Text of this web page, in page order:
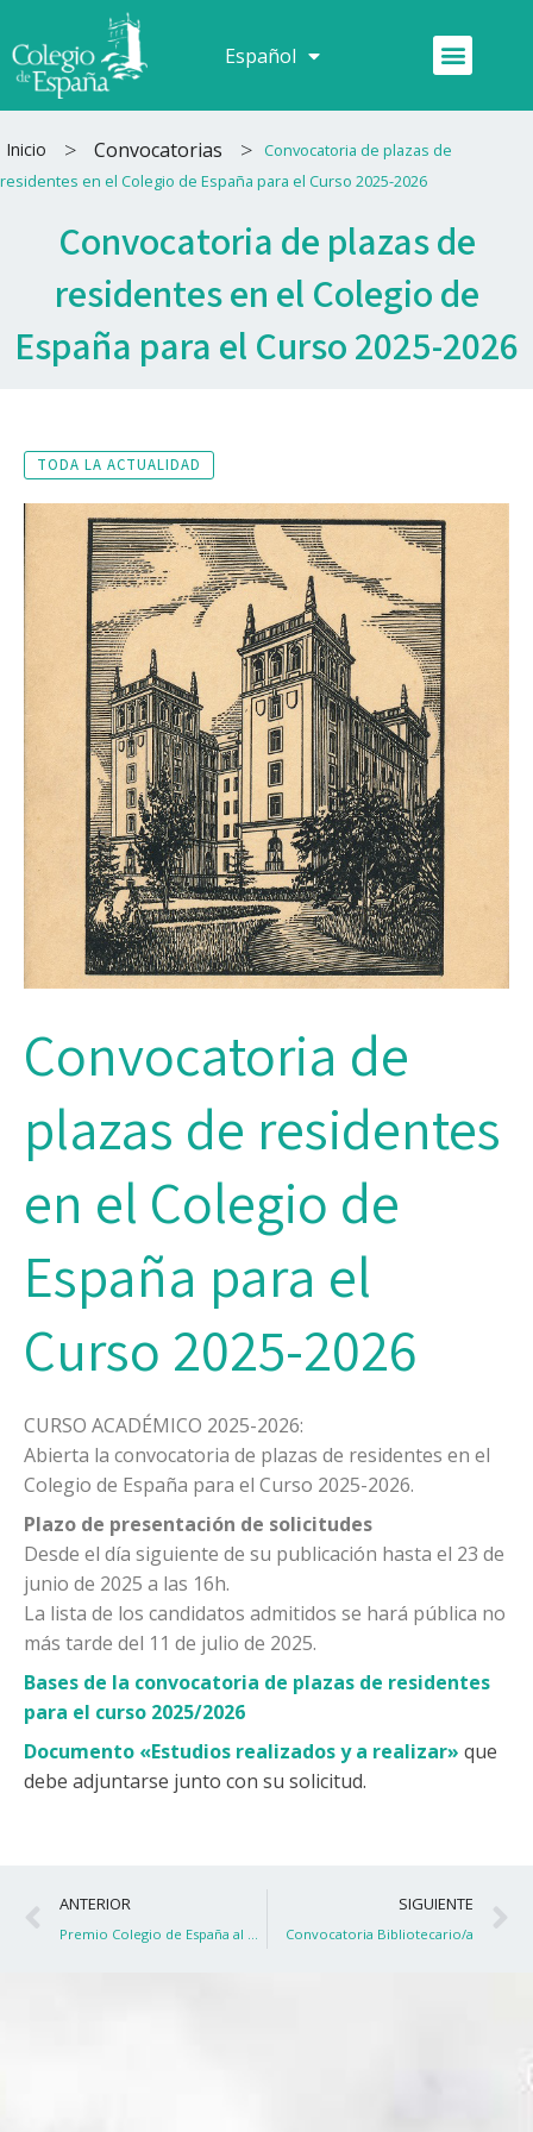
al
contenido
Español
Français Menú
Inicio > Convocatorias > Convocatoria de plazas de
residentes en el Colegio de España para el Curso 2025-2026
Convocatoria de plazas de
residentes en el Colegio de
España para el Curso 2025-2026
TODA LA ACTUALIDAD
Convocatoria de
plazas de residentes
en el Colegio de
España para el
Curso 2025-2026
CURSO ACADÉMICO 2025-2026:
Abierta la convocatoria de plazas de residentes en el
Colegio de España para el Curso 2025-2026.
Plazo de presentación de solicitudes
Desde el día siguiente de su publicación hasta el 23 de
junio de 2025 a las 16h.
La lista de los candidatos admitidos se hará pública no
más tarde del 11 de julio de 2025.
Bases de la convocatoria de plazas de residentes
para el curso 2025/2026
Documento «Estudios realizados y a realizar» que
debe adjuntarse junto con su solicitud.
Ant
ANTERIOR
Premio Colegio de España al Mejor documental
SIGUIENTE
Convocatoria Bibliotecario/a